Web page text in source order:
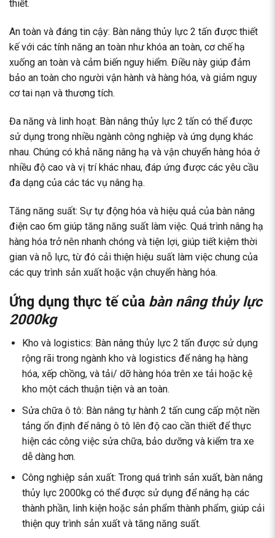
thiết.
An toàn và đáng tin cậy: Bàn nâng thủy lực 2 tấn được thiết
kế với các tính năng an toàn như khóa an toàn, cơ chế hạ
xuống an toàn và cảm biến nguy hiểm. Điều này giúp đảm
bảo an toàn cho người vận hành và hàng hóa, và giảm nguy
cơ tai nạn và thương tích.
Đa năng và linh hoạt: Bàn nâng thủy lực 2 tấn có thể được
sử dụng trong nhiều ngành công nghiệp và ứng dụng khác
nhau. Chúng có khả năng nâng hạ và vận chuyển hàng hóa ở
nhiều độ cao và vị trí khác nhau, đáp ứng được các yêu cầu
đa dạng của các tác vụ nâng hạ.
Tăng năng suất: Sự tự động hóa và hiệu quả của bàn nâng
điện cao 6m giúp tăng năng suất làm việc. Quá trình nâng hạ
hàng hóa trở nên nhanh chóng và tiện lợi, giúp tiết kiệm thời
gian và nỗ lực, từ đó cải thiện hiệu suất làm việc chung của
các quy trình sản xuất hoặc vận chuyển hàng hóa.
Ứng dụng thực tế của bàn nâng thủy lực
2000kg
Kho và logistics: Bàn nâng thủy lực 2 tấn được sử dụng
rộng rãi trong ngành kho và logistics để nâng hạ hàng
hóa, xếp chồng, và tải/ dỡ hàng hóa trên xe tải hoặc kệ
kho một cách thuận tiện và an toàn.
Sửa chữa ô tô: Bàn nâng tự hành 2 tấn cung cấp một nền
tảng ổn định để nâng ô tô lên độ cao cần thiết để thực
hiện các công việc sửa chữa, bảo dưỡng và kiểm tra xe
dễ dàng hơn.
Công nghiệp sản xuất: Trong quá trình sản xuất, bàn nâng
thủy lực 2000kg có thể được sử dụng để nâng hạ các
thành phần, linh kiện hoặc sản phẩm thành phẩm, giúp cải
thiện quy trình sản xuất và tăng năng suất.